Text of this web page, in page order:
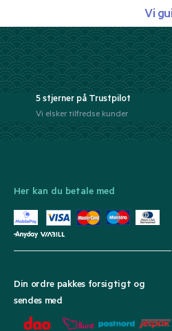
Vi
5 stjerner på Trustpilot
Vi elsker tilfredse kunder
Her kan du betale med
Din ordre pakkes forsigtigt og
sendes med